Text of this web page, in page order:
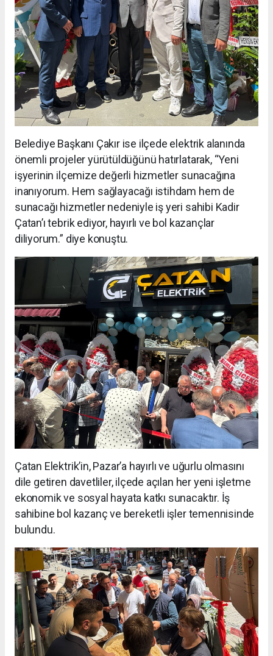
Belediye Başkanı Çakır ise ilçede elektrik alanında
önemli projeler yürütüldüğünü hatırlatarak, “Yeni
işyerinin ilçemize değerli hizmetler sunacağına
inanıyorum. Hem sağlayacağı istihdam hem de
sunacağı hizmetler nedeniyle iş yeri sahibi Kadir
Çatan’ı tebrik ediyor, hayırlı ve bol kazançlar
diliyorum.” diye konuştu.
Çatan Elektrik’in, Pazar’a hayırlı ve uğurlu olmasını
dile getiren davetliler, ilçede açılan her yeni işletme
ekonomik ve sosyal hayata katkı sunacaktır. İş
sahibine bol kazanç ve bereketli işler temennisinde
bulundu.